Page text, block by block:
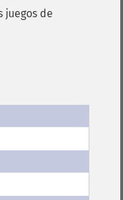
juegos de